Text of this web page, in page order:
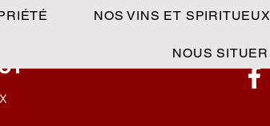
NOS VINS ET SPIRITUEUX
NOUS SITUER